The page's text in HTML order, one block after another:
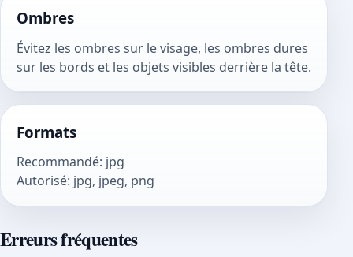
Ombres
Évitez les ombres sur le visage, les ombres dures
sur les bords et les objets visibles derrière la tête.
Formats
Recommandé: jpg
Autorisé: jpg, jpeg, png
Erreurs fréquentes